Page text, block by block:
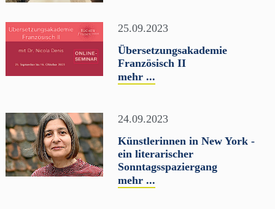
25.09.2023
Übersetzungsakademie
Französisch II
mehr ...
24.09.2023
Künstlerinnen in New York -
ein literarischer
Sonntagsspaziergang
mehr ...